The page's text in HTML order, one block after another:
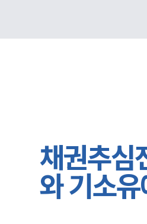
채권추심
와 기소유